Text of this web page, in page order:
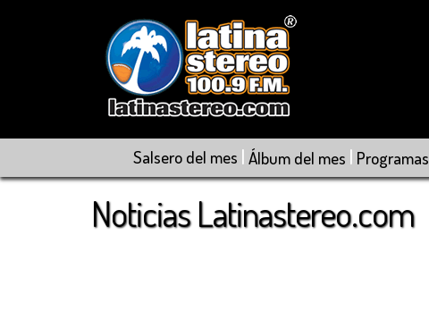
Salsero del mes | Álbum del mes | Programas
Noticias Latinastereo.com